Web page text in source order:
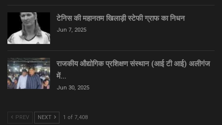
टेनिस की महानतम खिलाड़ी स्टेफी ग्राफ का निधन
Jun 7, 2025
राजकीय औद्योगिक प्रशिक्षण संस्थान (आई टी आई) अलीगंज
में…
Jun 30, 2025
PREV NEXT 1 of 7,408